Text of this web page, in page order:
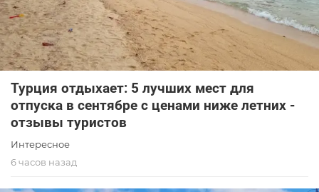
Турция отдыхает: 5 лучших мест для
отпуска в сентябре с ценами ниже летних -
отзывы туристов
Интересное
6 часов назад